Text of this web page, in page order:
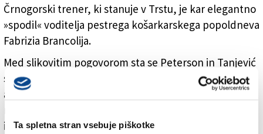
Ta spletna stran vsebuje piškotke
Črnogorski trener, ki stanuje v Trstu, je kar elegantno
»spodil« voditelja pestrega košarkarskega popoldneva
Fabrizia Brancolija.
Med slikovitim pogovorom sta se Peterson in Tanjević
spominjala preteklosti ter sproti odgovarjala na
aktualna vprašanja. »Da si Trst zasluži ostati v A-ligi, ni
ima velikansko košarkarsko tradicijo ter zgodovino,«